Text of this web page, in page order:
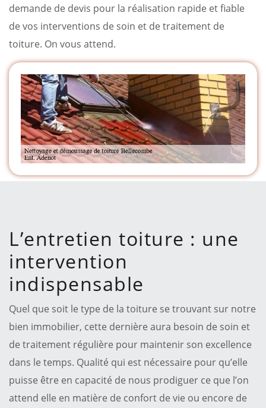
demande de devis pour la réalisation rapide et fiable
de vos interventions de soin et de traitement de
toiture. On vous attend.
L’entretien toiture : une
intervention
indispensable
Quel que soit le type de la toiture se trouvant sur notre
bien immobilier, cette dernière aura besoin de soin et
de traitement régulière pour maintenir son excellence
dans le temps. Qualité qui est nécessaire pour qu’elle
puisse être en capacité de nous prodiguer ce que l’on
attend elle en matière de confort de vie ou encore de